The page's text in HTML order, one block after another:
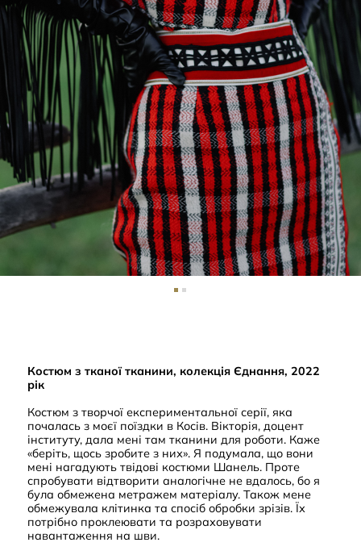
Костюм з тканої тканини, колекція Єднання, 2022
рік
Костюм з творчої експериментальної серії, яка
почалась з моєї поїздки в Косів. Вікторія, доцент
інституту, дала мені там тканини для роботи. Каже
«беріть, щось зробите з них». Я подумала, що вони
мені нагадують твідові костюми Шанель. Проте
спробувати відтворити аналогічне не вдалось, бо я
була обмежена метражем матеріалу. Також мене
обмежувала клітинка та спосіб обробки зрізів. Їх
потрібно проклеювати та розраховувати
навантаження на шви.